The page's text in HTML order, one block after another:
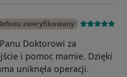
zweryfikowany
Doktorowi za
i pomoc mamie. Dzięki
uniknęła operacji.